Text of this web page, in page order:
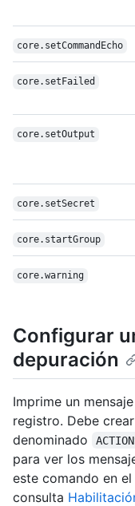
core.setCommandEcho
core.setFailed
core.setOutput
core.setSecret
core.startGroup
core.warning
Configurar
depuración
Imprime un
registro. Debe
denominado
para ver los
este comando en
consulta